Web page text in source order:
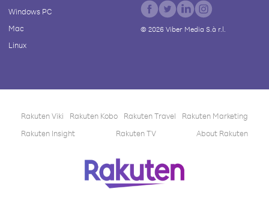
Windows PC
Mac
Linux
© 2026Viber Media S.à r.l.
Rakuten Viki Rakuten Kobo Rakuten Travel
Rakuten Marketing
Rakuten Insight
Rakuten TV About Rakuten